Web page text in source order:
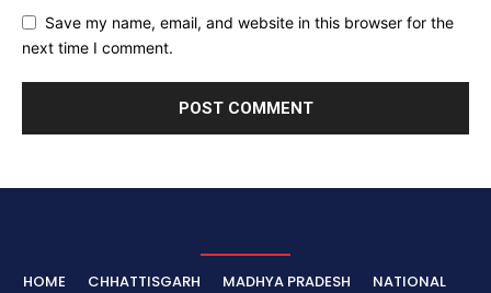
Save my name, email, and website in this browser for the
next time I comment.
HOME CHHATTISGARH MADHYA PRADESH
NATIONAL